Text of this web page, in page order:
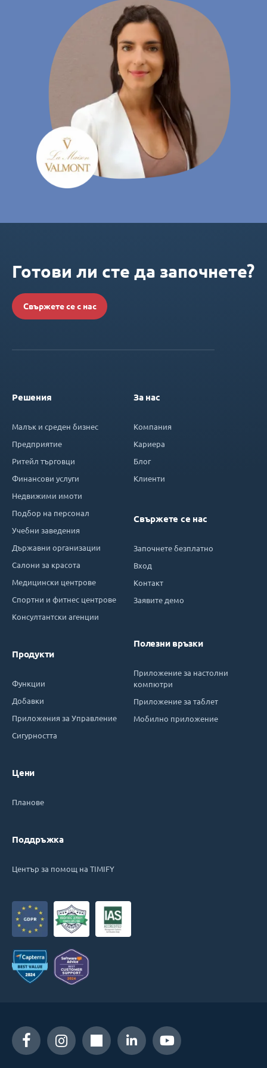
Готови ли сте да започнете?
Свържете се с нас
Решения
Малък и среден бизнес
Предприятие
Ритейл търговци
Финансови услуги
Недвижими имоти
Подбор на персонал
Учебни заведения
Държавни организации
Салони за красота
Медицински центрове
Спортни и фитнес центрове
Консултантски агенции
Продукти
Функции
Добавки
Приложения за Управление
Сигурността
Цени
Планове
Поддръжка
Център за помощ на TIMIFY
За нас
Компания
Кариера
Блог
Клиенти
Свържете се нас
Започнете безплатно
Вход
Контакт
Заявите демо
Полезни връзки
Приложение за настолни
компютри
Приложение за таблет
Мобилно приложение